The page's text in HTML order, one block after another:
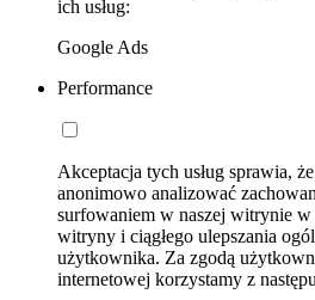
ich usług:
Google Ads
Performance
Akceptacja tych usług sprawia,
anonimowo analizować
surfowaniem w naszej witrynie
witryny i ciągłego ulepszania
użytkownika. Za zgodą
internetowej korzystamy z